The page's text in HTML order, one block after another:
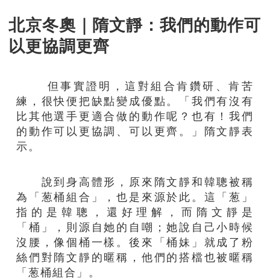
北京冬奧｜隋文靜：我們的動作可
以更協調更齊
但事實證明，這對組合肯鑽研、肯苦
練，很快便把缺點變成優點。「我們有沒有
比其他選手更適合做的動作呢？也有！我們
的動作可以更協調、可以更齊。」隋文靜表
示。
說到身高體形，原來隋文靜和韓聰被稱
為「葱桶組合」，也是來源於此。這「葱」
指的是韓聰，還好理解，而隋文靜是
「桶」，則源自她的自嘲；她說自己小時候
沒腰，像個桶一樣。後來「桶妹」就成了粉
絲們對隋文靜的暱稱，他們的搭檔也被暱稱
「葱桶組合」。